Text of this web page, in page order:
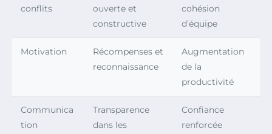
conflits
ouverte et
constructive
cohésion
d’équipe
Motivation
Récompenses et
reconnaissance
Augmentation
de la
productivité
Communica
tion
Transparence
dans les
Confiance
renforcée